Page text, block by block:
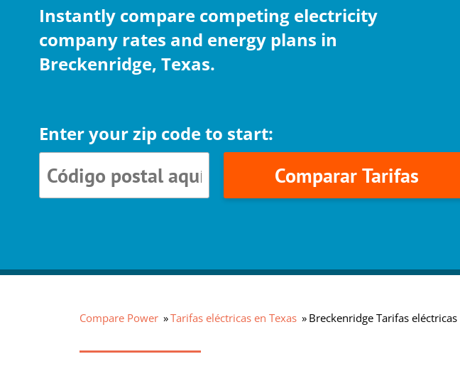
Instantly compare competing electricity
company rates and energy plans in
Breckenridge, Texas.
Enter your zip code to start:
Comparar Tarifas
Compare Power Tarifas eléctricas en Texas Breckenridge Tarifas eléctricas